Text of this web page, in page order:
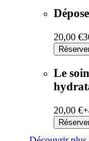
20,00 €
Le
20,00 €+